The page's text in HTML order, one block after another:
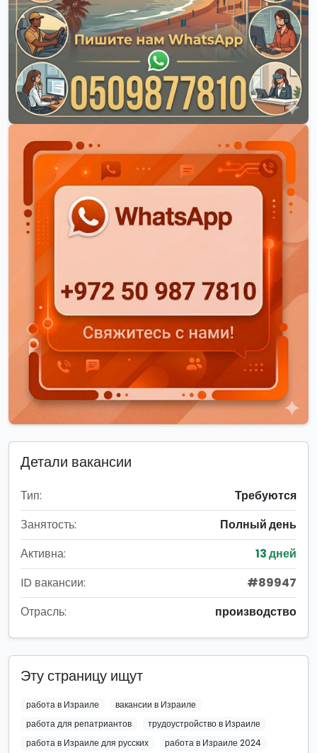
Детали вакансии
Тип:
Требуются
Занятость:
Полный день
Активна:
13 дней
ID вакансии:
#89947
Отрасль:
производство
Эту страницу ищут
работа в Израиле
вакансии в Израиле
работа для репатриантов
трудоустройство в Израиле
работа в Израиле для русских
работа в Израиле 2024